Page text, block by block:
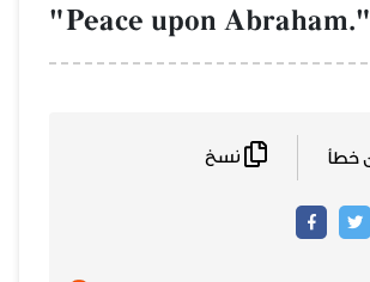
"Peace upon Abraham."